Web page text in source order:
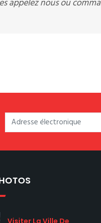
appelez nous ou
Visiter La Ville De